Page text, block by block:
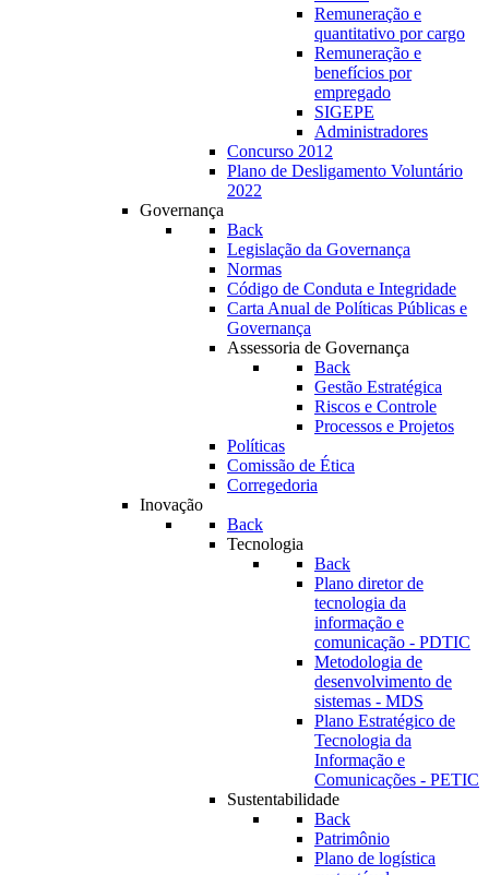
Remuneração e
quantitativo por cargo
Remuneração e
benefícios por
empregado
SIGEPE
Administradores
Concurso 2012
Plano de Desligamento Voluntário
2022
Governança
Back
Legislação da Governança
Normas
Código de Conduta e Integridade
Carta Anual de Políticas Públicas e
Governança
Assessoria de Governança
Back
Gestão Estratégica
Riscos e Controle
Processos e Projetos
Políticas
Comissão de Ética
Corregedoria
Inovação
Back
Tecnologia
Back
Plano diretor de
tecnologia da
informação e
comunicação - PDTIC
Metodologia de
desenvolvimento de
sistemas - MDS
Plano Estratégico de
Tecnologia da
Informação e
Comunicações - PETIC
Sustentabilidade
Back
Patrimônio
Plano de logística